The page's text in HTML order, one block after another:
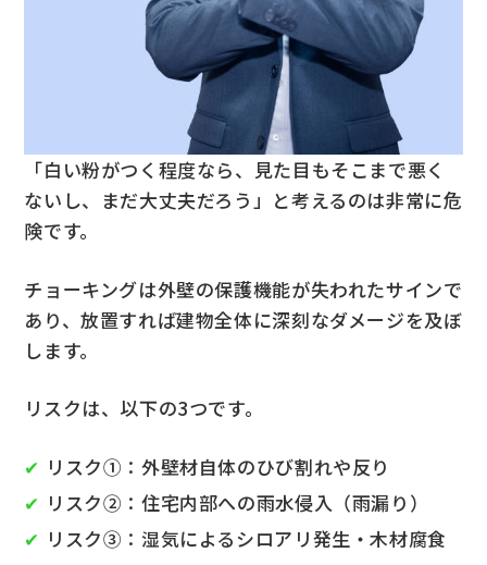
「白い粉がつく程度なら、見た目もそこまで悪く
ないし、まだ大丈夫だろう」と考えるのは非常に危
険です。
チョーキングは外壁の保護機能が失われたサインで
あり、放置すれば建物全体に深刻なダメージを及ぼ
します。
リスクは、以下の3つです。
リスク①：外壁材自体のひび割れや反り
リスク②：住宅内部への雨水侵入（雨漏り）
リスク③：湿気によるシロアリ発生・木材腐食